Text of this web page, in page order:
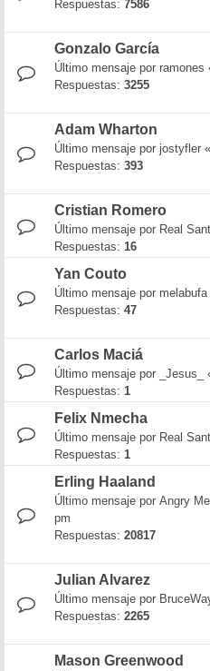
Respuestas: 7586
Gonzalo García
Último mensaje por ramones
Respuestas: 3255
Adam Wharton
Último mensaje por jostyfler «
Respuestas: 393
Cristian Romero
Último mensaje por Real
Respuestas: 16
Yan Couto
Último mensaje por melabufa
Respuestas: 47
Carlos Maciá
Último mensaje por _Jesus_
Respuestas: 1
Felix Nmecha
Último mensaje por Real
Respuestas: 1
Erling Haaland
Último mensaje por Angry
pm
Respuestas: 20817
Julian Alvarez
Último mensaje por
Respuestas: 2265
Mason Greenwood